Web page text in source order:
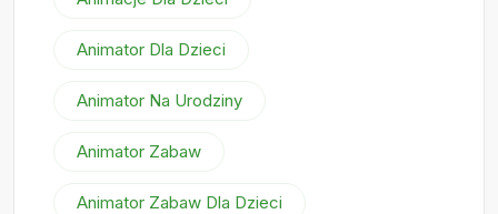
Animator Dla Dzieci
Animator Na Urodziny
Animator Zabaw
Animator Zabaw Dla Dzieci